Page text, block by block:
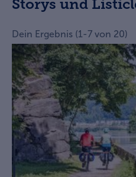
Storys und
Dein Ergebnis (1-7 von 20)